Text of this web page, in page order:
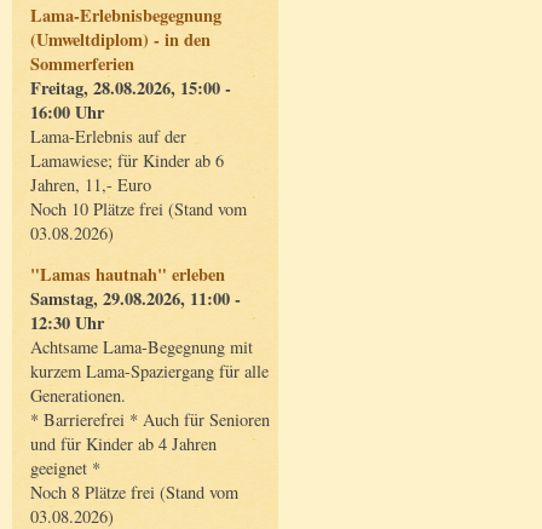
Lama-Erlebnisbegegnung
(Umweltdiplom) - in den
Sommerferien
Freitag, 28.08.2026, 15:00 -
16:00 Uhr
Lama-Erlebnis auf der
Lamawiese; für Kinder ab 6
Jahren, 11,- Euro
Noch 10 Plätze frei (Stand vom
03.08.2026)
"Lamas hautnah" erleben
Samstag, 29.08.2026, 11:00 -
12:30 Uhr
Achtsame Lama-Begegnung mit
kurzem Lama-Spaziergang für alle
Generationen.
* Barrierefrei * Auch für Senioren
und für Kinder ab 4 Jahren
geeignet *
Noch 8 Plätze frei (Stand vom
03.08.2026)